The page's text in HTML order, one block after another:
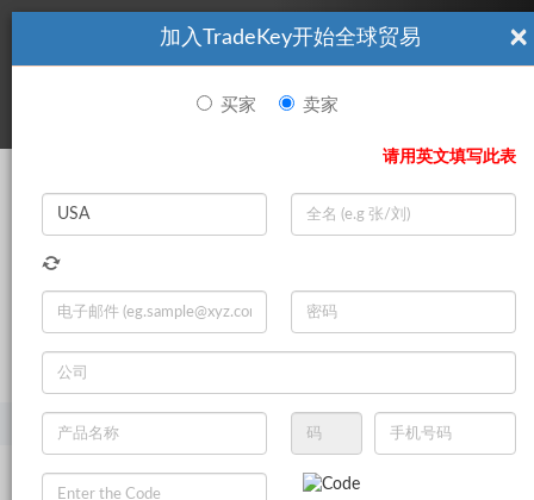
看起來你不是TradeKey.com的會員。 立即註冊，與全球超過7
百萬的進口商和出口商建立聯繫。 立即加入 |
登录
Search
×
加入TradeKey开始全球贸易
买家 卖家
请用英文填写此表
产品 其他五金机械零件